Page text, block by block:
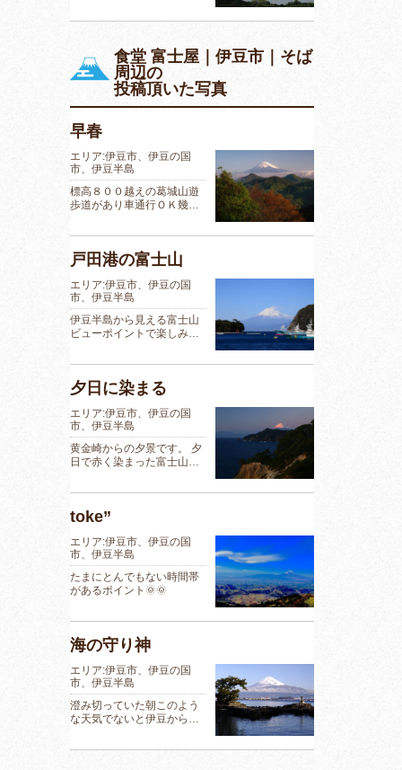
食堂 富士屋｜伊豆市｜そば
周辺の
投稿頂いた写真
早春
エリア:伊豆市、伊豆の国
市、伊豆半島
標高８００越えの葛城山遊
歩道があり車通行ＯＫ幾…
戸田港の富士山
エリア:伊豆市、伊豆の国
市、伊豆半島
伊豆半島から見える富士山
ビューポイントで楽しみ…
夕日に染まる
エリア:伊豆市、伊豆の国
市、伊豆半島
黄金崎からの夕景です。 夕
日で赤く染まった富士山…
toke”
エリア:伊豆市、伊豆の国
市、伊豆半島
たまにとんでもない時間帯
があるポイント🌞🌞
海の守り神
エリア:伊豆市、伊豆の国
市、伊豆半島
澄み切っていた朝このよう
な天気でないと伊豆から…